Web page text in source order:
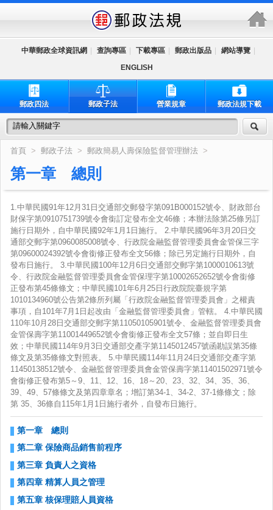
中華
中華郵政全球資訊網 查詢專區 下載專區 郵政出版品 網站導覽
ENGLISH
郵政四法 郵政子法 營業規章 郵政法規下載
首頁 > 郵政子法 > 郵政簡易人壽保險監督管理辦法 >
第一章 總則
1.中華民國91年12月31日交通部交郵發字第091B000152號令、財政部台
財保字第0910751739號令會銜訂定發布全文46條；本辦法除第25條另訂
施行日期外，自中華民國92年1月1日施行。 2.中華民國96年3月20日交
通部交郵字第0960085008號令、行政院金融監督管理委員會金管保三字
第09600024392號令會銜修正發布全文56條；除已另定施行日期外，自
發布日施行。 3.中華民國100年12月6日交通部交郵字第1000010613號
令、行政院金融監督管理委員會金管保理字第10002652652號令會銜修
正發布第45條條文；中華民國101年6月25日行政院院臺規字第
1010134960號公告第2條所列屬「行政院金融監督管理委員會」之權責
事項，自101年7月1日起改由「金融監督管理委員會」管轄。 4.中華民國
110年10月28日交通部交郵字第11050105901號令、金融監督管理委員會
金管保壽字第11001449652號令會銜修正發布全文57條；並自即日生
效；中華民國114年9月3日交通部交產字第1145012457號函勘誤第35條
條文及第35條條文對照表。 5.中華民國114年11月24日交通部交產字第
11450138512號令、金融監督管理委員會金管保壽字第11401502971號令
會銜修正發布第5～9、11、12、16、18～20、23、32、34、35、36、
39、49、57條條文及第四章章名；增訂第34-1、34-2、37-1條條文；除
第 35、36條自115年1月1日施行者外，自發布日施行。
第一章 總則
第二章 保險商品銷售前程序
第三章 負責人之資格
第四章 精算人員之管理
第五章 核保理賠人員資格